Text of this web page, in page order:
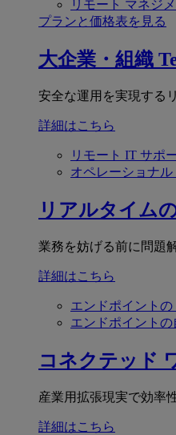
リモート マネジ
プランと価格表を見る
大企業・組織
安全な運用を実現する
詳細はこちら
リモート IT サポ
オペレーショナ
リアルタイム
業務を妨げる前に問題
詳細はこちら
エンドポイント
エンドポイントの
コネクテッド
産業用拡張現実で効率
詳細はこちら